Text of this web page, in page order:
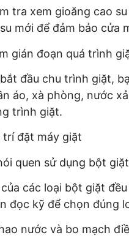
tra xem gioăng cao
mới để đảm bảo cửa
gián đoạn quá trình
đầu chu trình giặt,
áo, xà phòng, nước
trình giặt.
đặt máy giặt
quen sử dụng bột giặt
các loại bột giặt
đọc kỹ để chọn đúng
nước và bo mạch